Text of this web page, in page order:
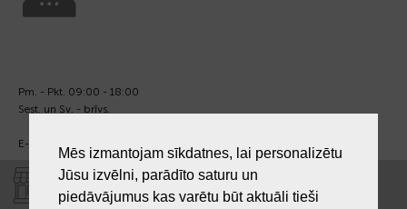
Pm. - Pkt. 09:00 - 18:00
Sest. un Sv. - brīvs.
E-pasts:
VEIKALI "LAIKS"
Mēs izmantojam sīkdatnes, lai personalizētu
Jūsu izvēlni, parādīto saturu un
piedāvājumus kas varētu būt aktuāli tieši